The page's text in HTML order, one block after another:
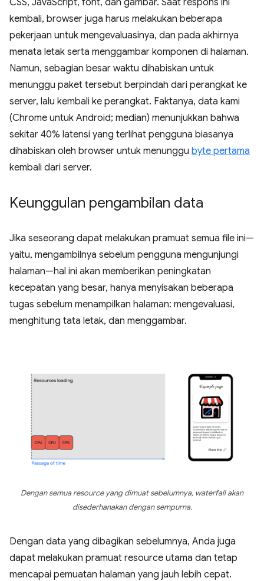
CSS, JavaScript, font, dan gambar. Saat respons ini
kembali, browser juga harus melakukan beberapa
pekerjaan untuk mengevaluasinya, dan pada akhirnya
menata letak serta menggambar komponen di halaman.
Namun, sebagian besar waktu dihabiskan untuk
menunggu paket tersebut berpindah dari perangkat ke
server, lalu kembali ke perangkat. Faktanya, data kami
(Chrome untuk Android; median) menunjukkan bahwa
sekitar 40% latensi yang terlihat pengguna biasanya
dihabiskan oleh browser untuk menunggu byte pertama
kembali dari server.
Keunggulan pengambilan data
Jika seseorang dapat melakukan pramuat semua file ini—
yaitu, mengambilnya sebelum pengguna mengunjungi
halaman—hal ini akan memberikan peningkatan
kecepatan yang besar, hanya menyisakan beberapa
tugas sebelum menampilkan halaman: mengevaluasi,
menghitung tata letak, dan menggambar.
Dengan semua resource yang dimuat sebelumnya, waterfall akan
disederhanakan dengan sempurna.
Dengan data yang dibagikan sebelumnya, Anda juga
dapat melakukan pramuat resource utama dan tetap
mencapai pemuatan halaman yang jauh lebih cepat.